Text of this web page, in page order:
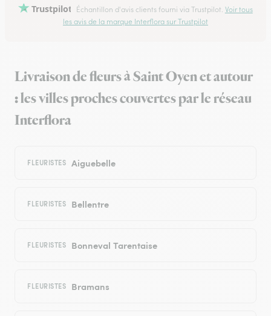
Trustpilot Échantillon d'avis clients fourni via Trustpilot. Voir tous
les avis de la marque Interflora sur Trustpilot
Livraison de fleurs à Saint Oyen et autour
: les villes proches couvertes par le réseau
Interflora
FLEURISTES Aiguebelle
FLEURISTES Bellentre
FLEURISTES Bonneval Tarentaise
FLEURISTES Bramans